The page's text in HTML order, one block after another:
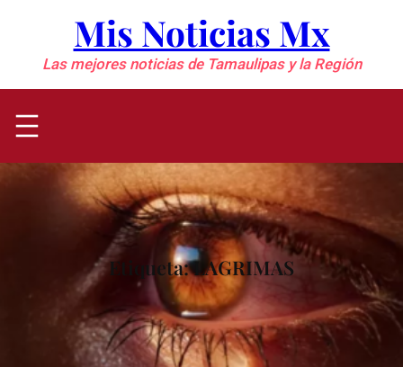
contenido
Mis Noticias Mx
Las mejores noticias de Tamaulipas y la Región
Etiqueta:LAGRIMAS